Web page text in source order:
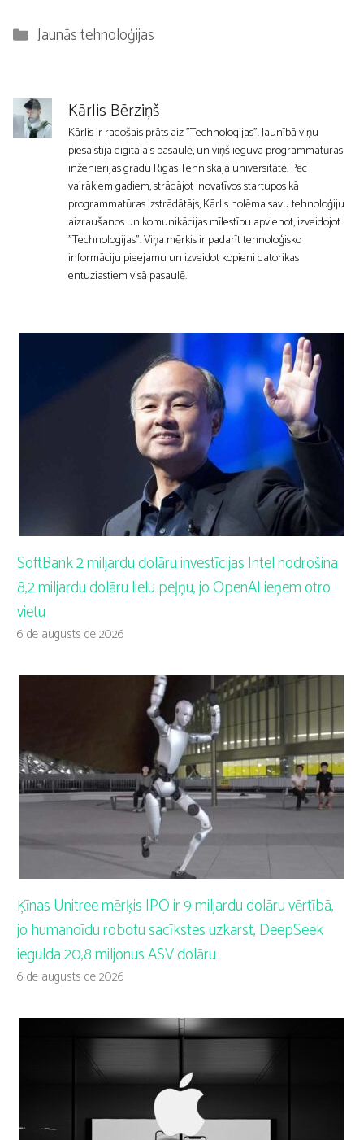
Kategorijas
Jaunās tehnoloģijas
Kārlis Bērziņš
Kārlis ir radošais prāts aiz "Technologijas". Jaunībā viņu
piesaistīja digitālais pasaulē, un viņš ieguva programmatūras
inženierijas grādu Rīgas Tehniskajā universitātē. Pēc
vairākiem gadiem, strādājot inovatīvos startupos kā
programmatūras izstrādātājs, Kārlis nolēma savu tehnoloģiju
aizraušanos un komunikācijas mīlestību apvienot, izveidojot
"Technologijas". Viņa mērķis ir padarīt tehnoloģisko
informāciju pieejamu un izveidot kopieni datorikas
entuziastiem visā pasaulē.
SoftBank 2 miljardu dolāru investīcijas Intel nodrošina
8,2 miljardu dolāru lielu peļņu, jo OpenAI ieņem otro
vietu
6 de augusts de 2026
Ķīnas Unitree mērķis IPO ir 9 miljardu dolāru vērtībā,
jo humanoīdu robotu sacīkstes uzkarst, DeepSeek
iegulda 20,8 miljonus ASV dolāru
6 de augusts de 2026